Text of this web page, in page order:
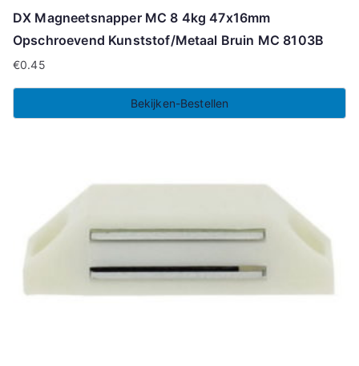
DX Magneetsnapper MC 8 4kg 47x16mm
Opschroevend Kunststof/Metaal Bruin MC 8103B
€0.45
Bekijken-Bestellen